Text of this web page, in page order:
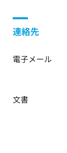
連絡先
電子メール
文書